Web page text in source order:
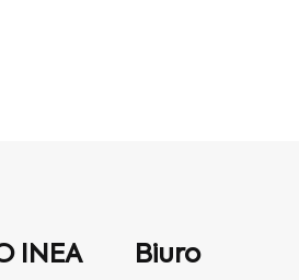
INEA
Biuro